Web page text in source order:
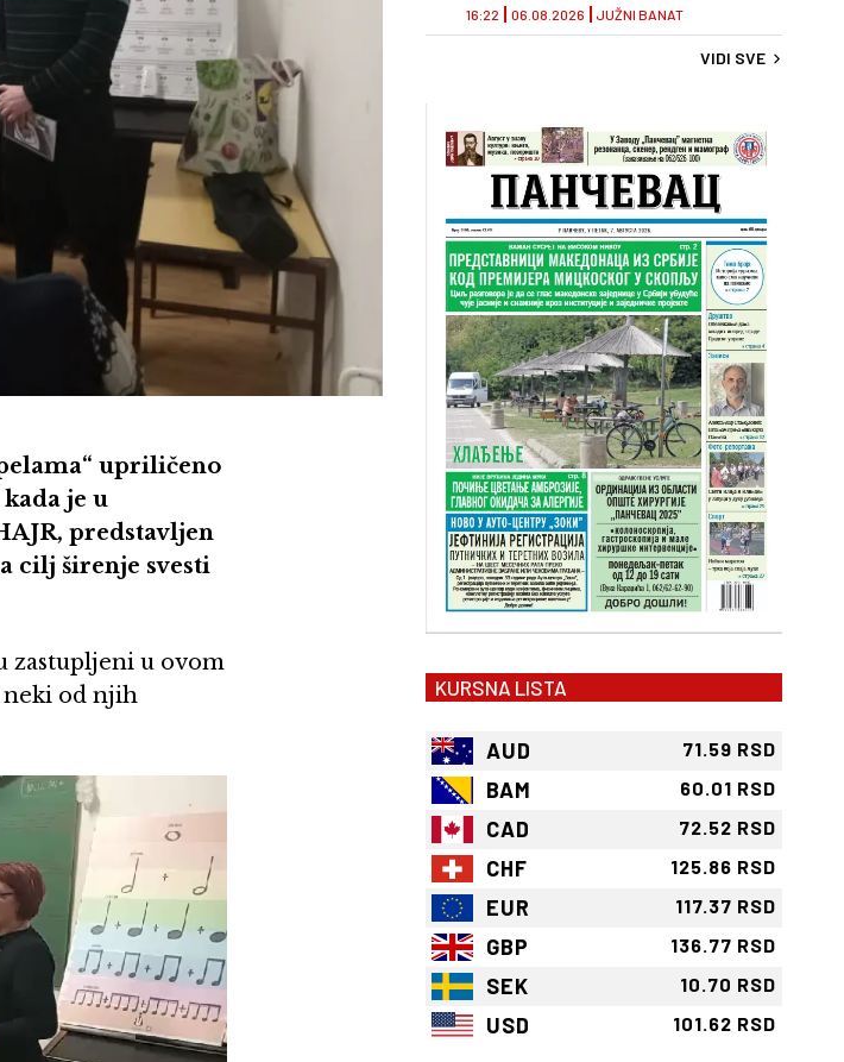
upriličeno
kada je u
predstavljen
cilj širenje svesti
zastupljeni u ovom
neki od njih
JUŽNI BANAT
16:22 06.08.2026
VIDI SVE
KURSNA LISTA
AUD 71.59 RSD
BAM 60.01 RSD
CAD 72.52 RSD
CHF 125.86 RSD
EUR 117.37 RSD
GBP 136.77 RSD
SEK 10.70 RSD
USD 101.62 RSD